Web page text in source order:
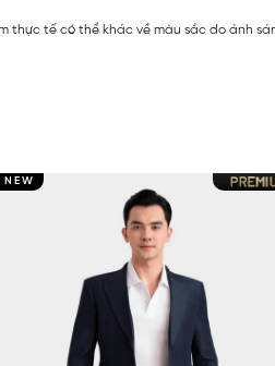
thực tế có thể khác về màu sắc do ánh
NEW